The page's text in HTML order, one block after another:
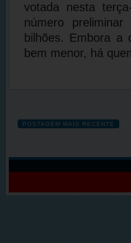
votada nesta
número
bilhões. Embora a
bem menor, há
POSTAGEM MAIS RECENTE